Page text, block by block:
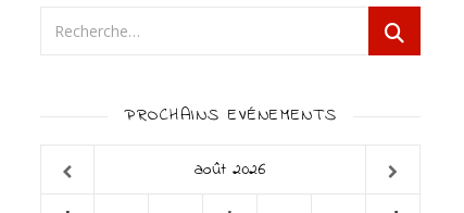
PROCHAINS EVÉNEMENTS
août 2026